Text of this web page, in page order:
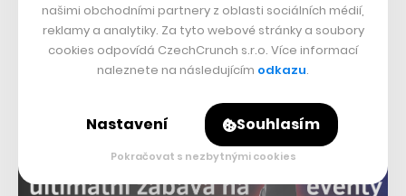
Tkáč 47 procent) je tak třetím nejsilnějším akcionářem.
Nepřehlédněte:
našimi obchodními partnery z oblasti sociálních médií,
reklamy a analytiky. Za tyto webové stránky a soubory
cookies odpovídá CzechCrunch s.r.o. Více informací
naleznete na následujícím odkazu.
Nastavení Souhlasím
Pokračovat s nezbytnými cookies